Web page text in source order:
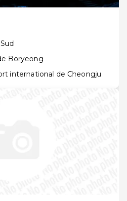
Boryeong
international de Cheongju